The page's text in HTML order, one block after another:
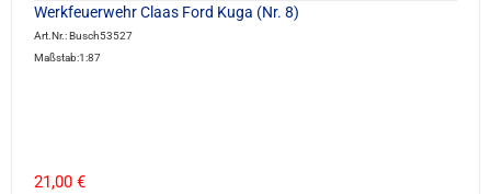
Werkfeuerwehr Claas Ford Kuga (Nr. 8)
Art.Nr.: Busch53527
Maßstab:1:87
21,00 €